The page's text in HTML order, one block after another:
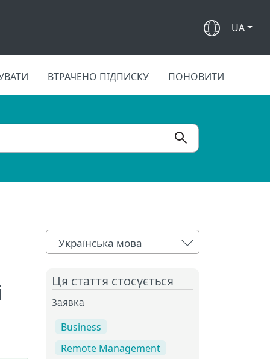
UA
ВТРАЧЕНО ПІДПИСКУ ПОНОВИТИ
Українська мова
Ця стаття стосується
Заявка
Business
Remote Management